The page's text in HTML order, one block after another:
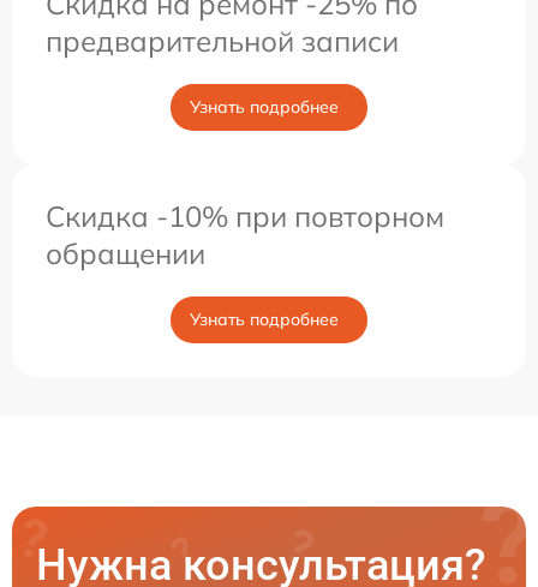
предварительной записи
Узнать подробнее
Скидка -10% при повторном
обращении
Узнать подробнее
Нужна консультация?